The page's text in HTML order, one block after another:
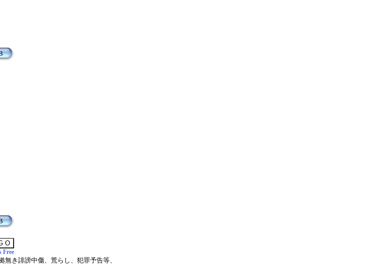
Free
き誹謗中傷、荒らし、犯罪予告等、